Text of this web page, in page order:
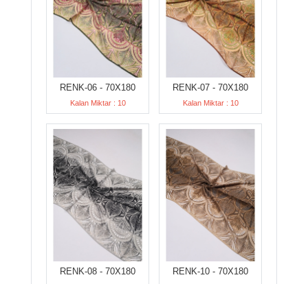
RENK-06 - 70X180
Kalan Miktar : 10
RENK-07 - 70X180
Kalan Miktar : 10
RENK-08 - 70X180 RENK-10 - 70X180